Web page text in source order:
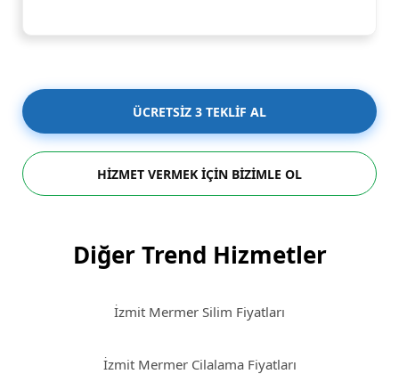
ÜCRETSİZ 3 TEKLİF AL
HİZMET VERMEK İÇİN BİZİMLE OL
Diğer Trend Hizmetler
İzmit Mermer Silim Fiyatları
İzmit Mermer Cilalama Fiyatları